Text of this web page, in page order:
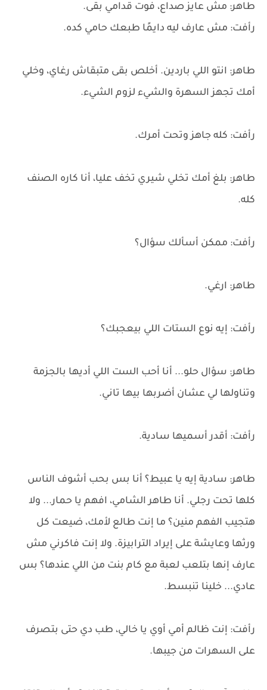
طاهر: مش عايز صداع، فوت قدامي بقى.
رأفت: مش عارف ليه دايمًا طبعك حامي كده.
طاهر: انتو اللي باردين. أخلص بقى متبقاش رغاي، وخلي
أمك تجهز السهرة والشيء لزوم الشيء.
رأفت: كله جاهز وتحت أمرك.
طاهر: بلغ أمك تخلي شيري تخف عليا، أنا كاره الصنف
كله.
رأفت: ممكن أسألك سؤال؟
طاهر: ارغي.
رأفت: إيه نوع الستات اللي بيعجبك؟
طاهر: سؤال حلو... أنا أحب الست اللي أديها بالجزمة
وتناولها لي عشان أضربها بيها تاني.
رأفت: أقدر أسميها سادية.
طاهر: سادية إيه يا عبيط؟ أنا بس بحب أشوف الناس
كلها تحت رجلي. أنا طاهر الشامي، افهم يا حمار... ولا
هتجيب الفهم منين؟ ما إنت طالع لأمك، ضيعت كل
ورثها وعايشة على إيراد الترابيزة. ولا إنت فاكرني مش
عارف إنها بتلعب لعبة مع كام بنت من اللي عندها؟ بس
عادي... خلينا تنبسط.
رأفت: إنت ظالم أمي أوي يا خالي، طب دي حتى بتصرف
على السهرات من جيبها.